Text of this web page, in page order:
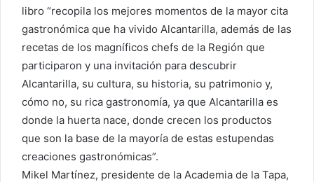
libro “recopila los mejores momentos de la mayor cita
gastronómica que ha vivido Alcantarilla, además de las
recetas de los magníficos chefs de la Región que
participaron y una invitación para descubrir
Alcantarilla, su cultura, su historia, su patrimonio y,
cómo no, su rica gastronomía, ya que Alcantarilla es
donde la huerta nace, donde crecen los productos
que son la base de la mayoría de estas estupendas
creaciones gastronómicas”.
Mikel Martínez, presidente de la Academia de la Tapa,